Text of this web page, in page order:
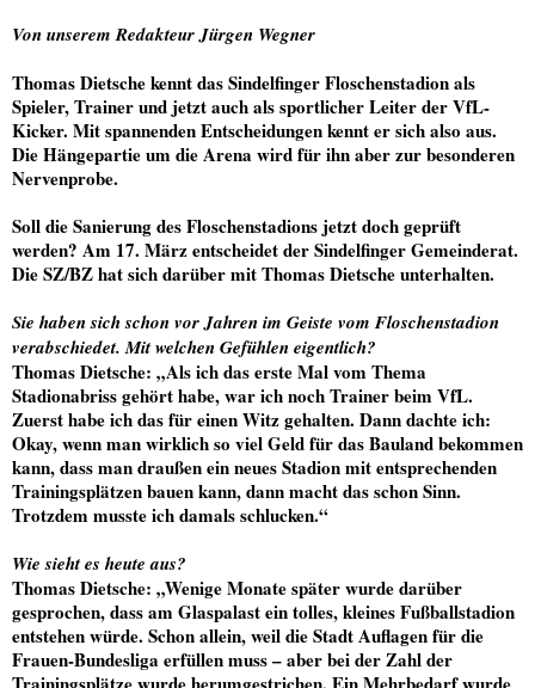
Von unserem Redakteur Jürgen Wegner
Thomas Dietsche kennt das Sindelfinger Floschenstadion als
Spieler, Trainer und jetzt auch als sportlicher Leiter der VfL-
Kicker. Mit spannenden Entscheidungen kennt er sich also aus.
Die Hängepartie um die Arena wird für ihn aber zur besonderen
Nervenprobe.
Soll die Sanierung des Floschenstadions jetzt doch geprüft
werden? Am 17. März entscheidet der Sindelfinger Gemeinderat.
Die SZ/BZ hat sich darüber mit Thomas Dietsche unterhalten.
Sie haben sich schon vor Jahren im Geiste vom Floschenstadion
verabschiedet. Mit welchen Gefühlen eigentlich?
Thomas Dietsche: „Als ich das erste Mal vom Thema
Stadionabriss gehört habe, war ich noch Trainer beim VfL.
Zuerst habe ich das für einen Witz gehalten. Dann dachte ich:
Okay, wenn man wirklich so viel Geld für das Bauland bekommen
kann, dass man draußen ein neues Stadion mit entsprechenden
Trainingsplätzen bauen kann, dann macht das schon Sinn.
Trotzdem musste ich damals schlucken.“
Wie sieht es heute aus?
Thomas Dietsche: „Wenige Monate später wurde darüber
gesprochen, dass am Glaspalast ein tolles, kleines Fußballstadion
entstehen würde. Schon allein, weil die Stadt Auflagen für die
Frauen-Bundesliga erfüllen muss – aber bei der Zahl der